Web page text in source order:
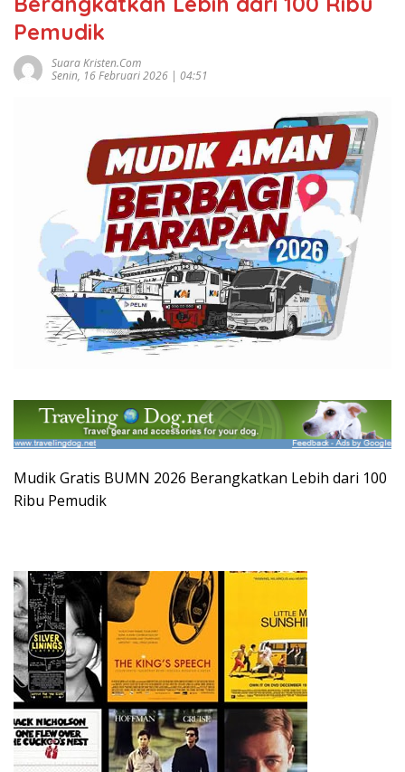
Pemudik
Suara Kristen.com
Senin, 16 Februari 2026 | 04:51
Mudik Gratis BUMN 2026 Berangkatkan Lebih dari 100
Ribu Pemudik